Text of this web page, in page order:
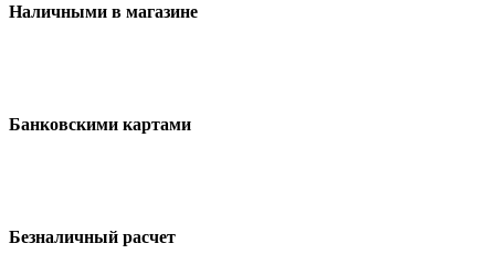
Наличными в магазине
Банковскими картами
Безналичный расчет